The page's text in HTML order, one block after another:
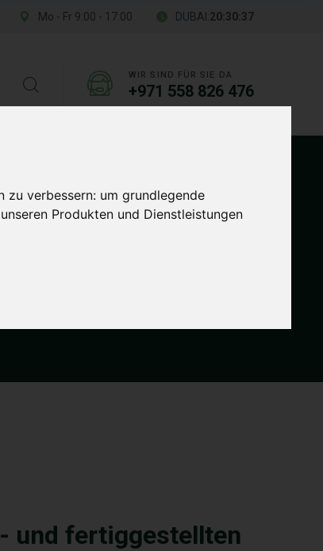
zu verbessern: um grundlegende
Produkten und Dienstleistungen
Mo - Fr 9:00 - 17:00 DUBAI:20:30:38
WIR SIND FÜR SIE DA
+971 558 826 476
und fertiggestellten